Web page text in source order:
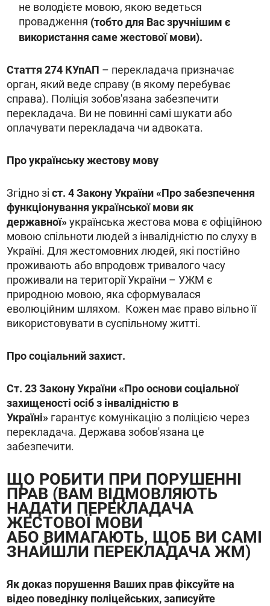
не володієте мовою, якою ведеться
провадження (тобто для Вас зручнішим є
використання саме жестової мови).
Стаття 274 КУпАП – перекладача призначає
орган, який веде справу (в якому перебуває
справа). Поліція зобов'язана забезпечити
перекладача. Ви не повинні самі шукати або
оплачувати перекладача чи адвоката.
Про українську жестову мову
Згідно зіст. 4 Закону України «Про забезпечення
функціонування української мови як
державної»українська жестова мова є офіційною
мовою спільноти людей з інвалідністю по слуху в
Україні. Для жестомовних людей, які постійно
проживають або впродовж тривалого часу
проживали на території України – УЖМ є
природною мовою, яка сформувалася
еволюційним шляхом. Кожен має право вільно її
використовувати в суспільному житті.
Про соціальний захист.
Ст. 23 Закону України «Про основи соціальної
захищеності осіб з інвалідністю в
Україні» гарантує комунікацію з поліцією через
перекладача. Держава зобов'язана це
забезпечити.
ЩО РОБИТИ ПРИ ПОРУШЕННІ
ПРАВ (ВАМ ВІДМОВЛЯЮТЬ
НАДАТИ ПЕРЕКЛАДАЧА
ЖЕСТОВОЇ МОВИ
АБО ВИМАГАЮТЬ, ЩОБ ВИ САМІ
ЗНАЙШЛИ ПЕРЕКЛАДАЧА ЖМ)
Як доказ порушення Ваших прав фіксуйте на
відео поведінку поліцейських, записуйте